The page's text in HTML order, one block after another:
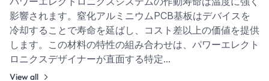
影響されます。窒化アルミニウムPCB基板はデバイスを
冷却することで寿命を延ばし、コスト差以上の価値を提供
します。この材料の特性の組み合わせは、パワーエレクト
ロニクスデザイナーが直面する特定…
View all